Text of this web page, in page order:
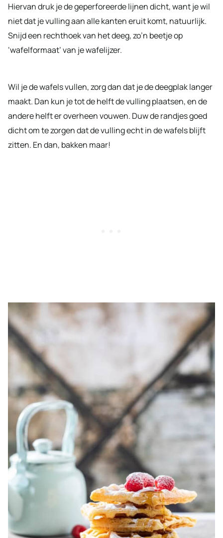
Hiervan druk je de geperforeerde lijnen dicht, want je wil
niet dat je vulling aan alle kanten eruit komt, natuurlijk.
Snijd een rechthoek van het deeg, zo’n beetje op
‘wafelformaat’ van je wafelijzer.
Wil je de wafels vullen, zorg dan dat je de deegplak langer
maakt. Dan kun je tot de helft de vulling plaatsen, en de
andere helft er overheen vouwen. Duw de randjes goed
dicht om te zorgen dat de vulling echt in de wafels blijft
zitten. En dan, bakken maar!